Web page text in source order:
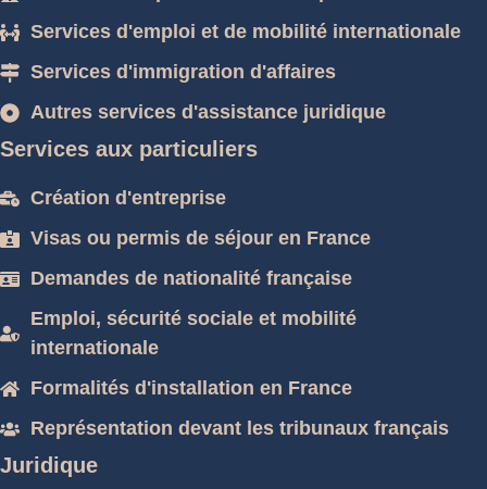
Services d'emploi et de mobilité internationale
Services d'immigration d'affaires
Autres services d'assistance juridique
Services aux particuliers
Création d'entreprise
Visas ou permis de séjour en France
Demandes de nationalité française
Emploi, sécurité sociale et mobilité
internationale
Formalités d'installation en France
Représentation devant les tribunaux français
Juridique